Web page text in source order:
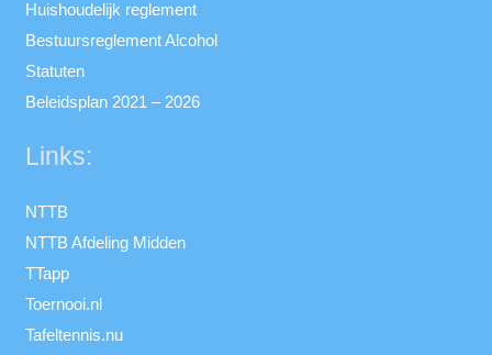
Huishoudelijk reglement
Bestuursreglement Alcohol
Statuten
Beleidsplan 2021 – 2026
Links:
NTTB
NTTB Afdeling Midden
TTapp
Toernooi.nl
Tafeltennis.nu